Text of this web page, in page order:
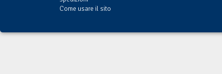
Come usare il sito